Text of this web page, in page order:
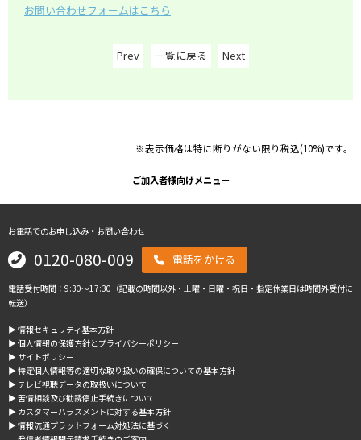
お問い合わせフォームはこちら
Prev 一覧に戻る Next
※表示価格は特に断りがない限り税込(10%)です。
ご加入者様向けメニュー
お電話でのお申し込み・お問い合わせ
0120-080-009 電話をかける
電話受付時間：9:30～17:30（記載の時間以外・土曜・日曜・祝日・指定休業日は時間外受付に
転送）
▶︎ 情報セキュリティ基本方針
▶︎ 個人情報の保護方針とプライバシーポリシー
▶︎ サイトポリシー
▶︎ 特定個人情報等の適切な取り扱いの確保についての基本方針
▶︎ テレビ視聴データの取扱いについて
▶︎ 苦情相談及び勧誘停止手続きについて
▶︎ カスタマーハラスメントに対する基本方針
▶︎ 情報流通プラットフォーム対処法に基づく